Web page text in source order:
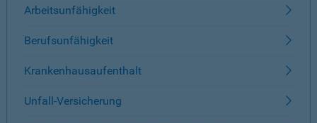
Arbeitsunfähigkeit
Berufsunfähigkeit
Krankenhausaufenthalt
Unfall-Versicherung